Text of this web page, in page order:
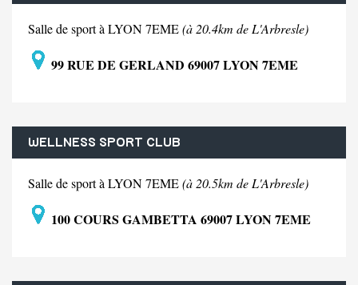
Salle de sport à LYON 7EME(à 20.4km de L'Arbresle)
99 RUE DE GERLAND 69007 LYON 7EME
WELLNESS SPORT CLUB
Salle de sport à LYON 7EME(à 20.5km de L'Arbresle)
100 COURS GAMBETTA 69007 LYON 7EME